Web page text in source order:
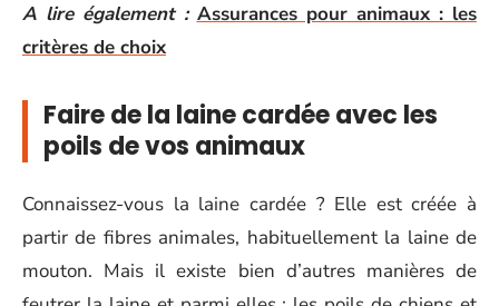
A lire également : Assurances pour animaux : les
critères de choix
Faire de la laine cardée avec les
poils de vos animaux
Connaissez-vous la laine cardée ? Elle est créée à
partir de fibres animales, habituellement la laine de
mouton. Mais il existe bien d’autres manières de